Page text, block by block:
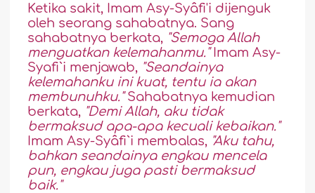
Ketika sakit, Imam Asy-Syâfi'i dijenguk
oleh seorang sahabatnya. Sang
sahabatnya berkata, "Semoga Allah
menguatkan kelemahanmu."Imam Asy-
Syafi`i menjawab, "Seandainya
kelemahanku ini kuat, tentu ia akan
membunuhku."Sahabatnya kemudian
berkata, "Demi Allah, aku tidak
bermaksud apa-apa kecuali kebaikan."
Imam Asy-Syâfi`i membalas, "Aku tahu,
bahkan seandainya engkau mencela
pun, engkau juga pasti bermaksud
baik."